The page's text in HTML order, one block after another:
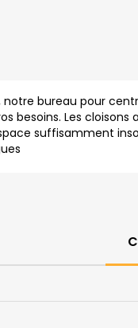
bureau pour
besoins. Les cloisons
suffisamment